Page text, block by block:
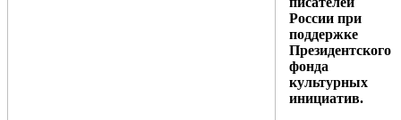
России при
поддержке
Президентского
фонда
культурных
инициатив.